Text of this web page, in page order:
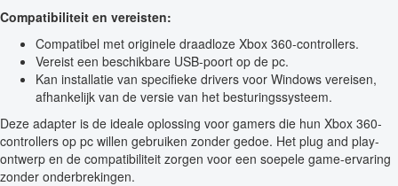
Compatibiliteit en vereisten:
Compatibel met originele draadloze Xbox 360-controllers.
Vereist een beschikbare USB-poort op de pc.
Kan installatie van specifieke drivers voor Windows vereisen,
afhankelijk van de versie van het besturingssysteem.
Deze adapter is de ideale oplossing voor gamers die hun Xbox 360-
controllers op pc willen gebruiken zonder gedoe. Het plug and play-
ontwerp en de compatibiliteit zorgen voor een soepele game-ervaring
zonder onderbrekingen.